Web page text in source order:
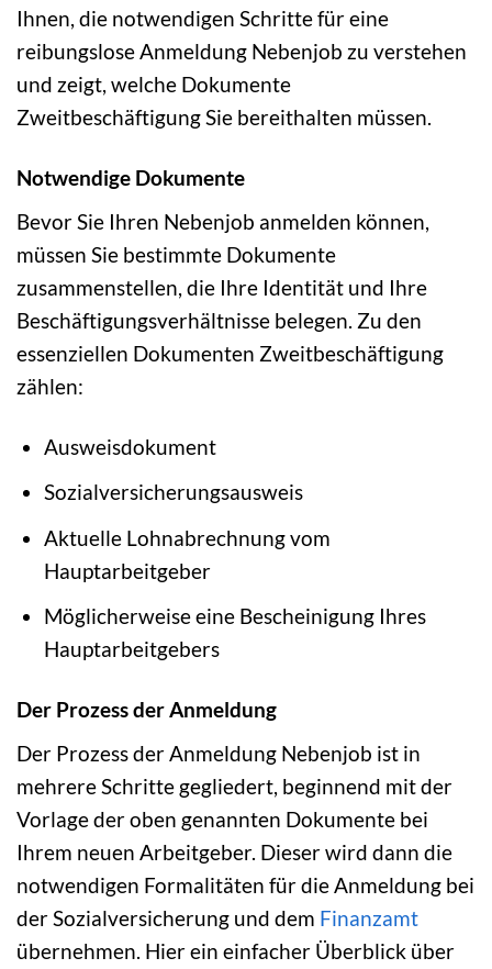
Ihnen, die notwendigen Schritte für eine
reibungslose Anmeldung Nebenjob zu verstehen
und zeigt, welche Dokumente
Zweitbeschäftigung Sie bereithalten müssen.
Notwendige Dokumente
Bevor Sie Ihren Nebenjob anmelden können,
müssen Sie bestimmte Dokumente
zusammenstellen, die Ihre Identität und Ihre
Beschäftigungsverhältnisse belegen. Zu den
essenziellen Dokumenten Zweitbeschäftigung
zählen:
Ausweisdokument
Sozialversicherungsausweis
Aktuelle Lohnabrechnung vom
Hauptarbeitgeber
Möglicherweise eine Bescheinigung Ihres
Hauptarbeitgebers
Der Prozess der Anmeldung
Der Prozess der Anmeldung Nebenjob ist in
mehrere Schritte gegliedert, beginnend mit der
Vorlage der oben genannten Dokumente bei
Ihrem neuen Arbeitgeber. Dieser wird dann die
notwendigen Formalitäten für die Anmeldung bei
der Sozialversicherung und dem Finanzamt
übernehmen. Hier ein einfacher Überblick über